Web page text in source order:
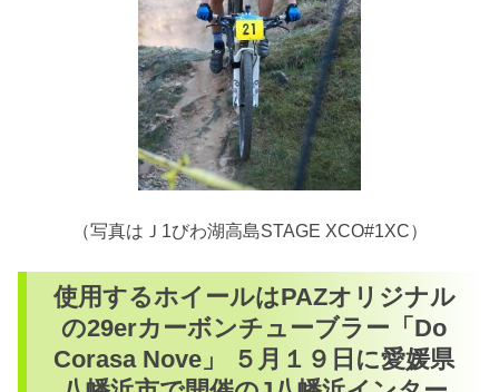
（写真はＪ1びわ湖高島STAGE XCO#1XC）
使用するホイールはPAZオリジナル
の29erカーボンチューブラー「Do
Corasa Nove」 ５月１９日に愛媛県